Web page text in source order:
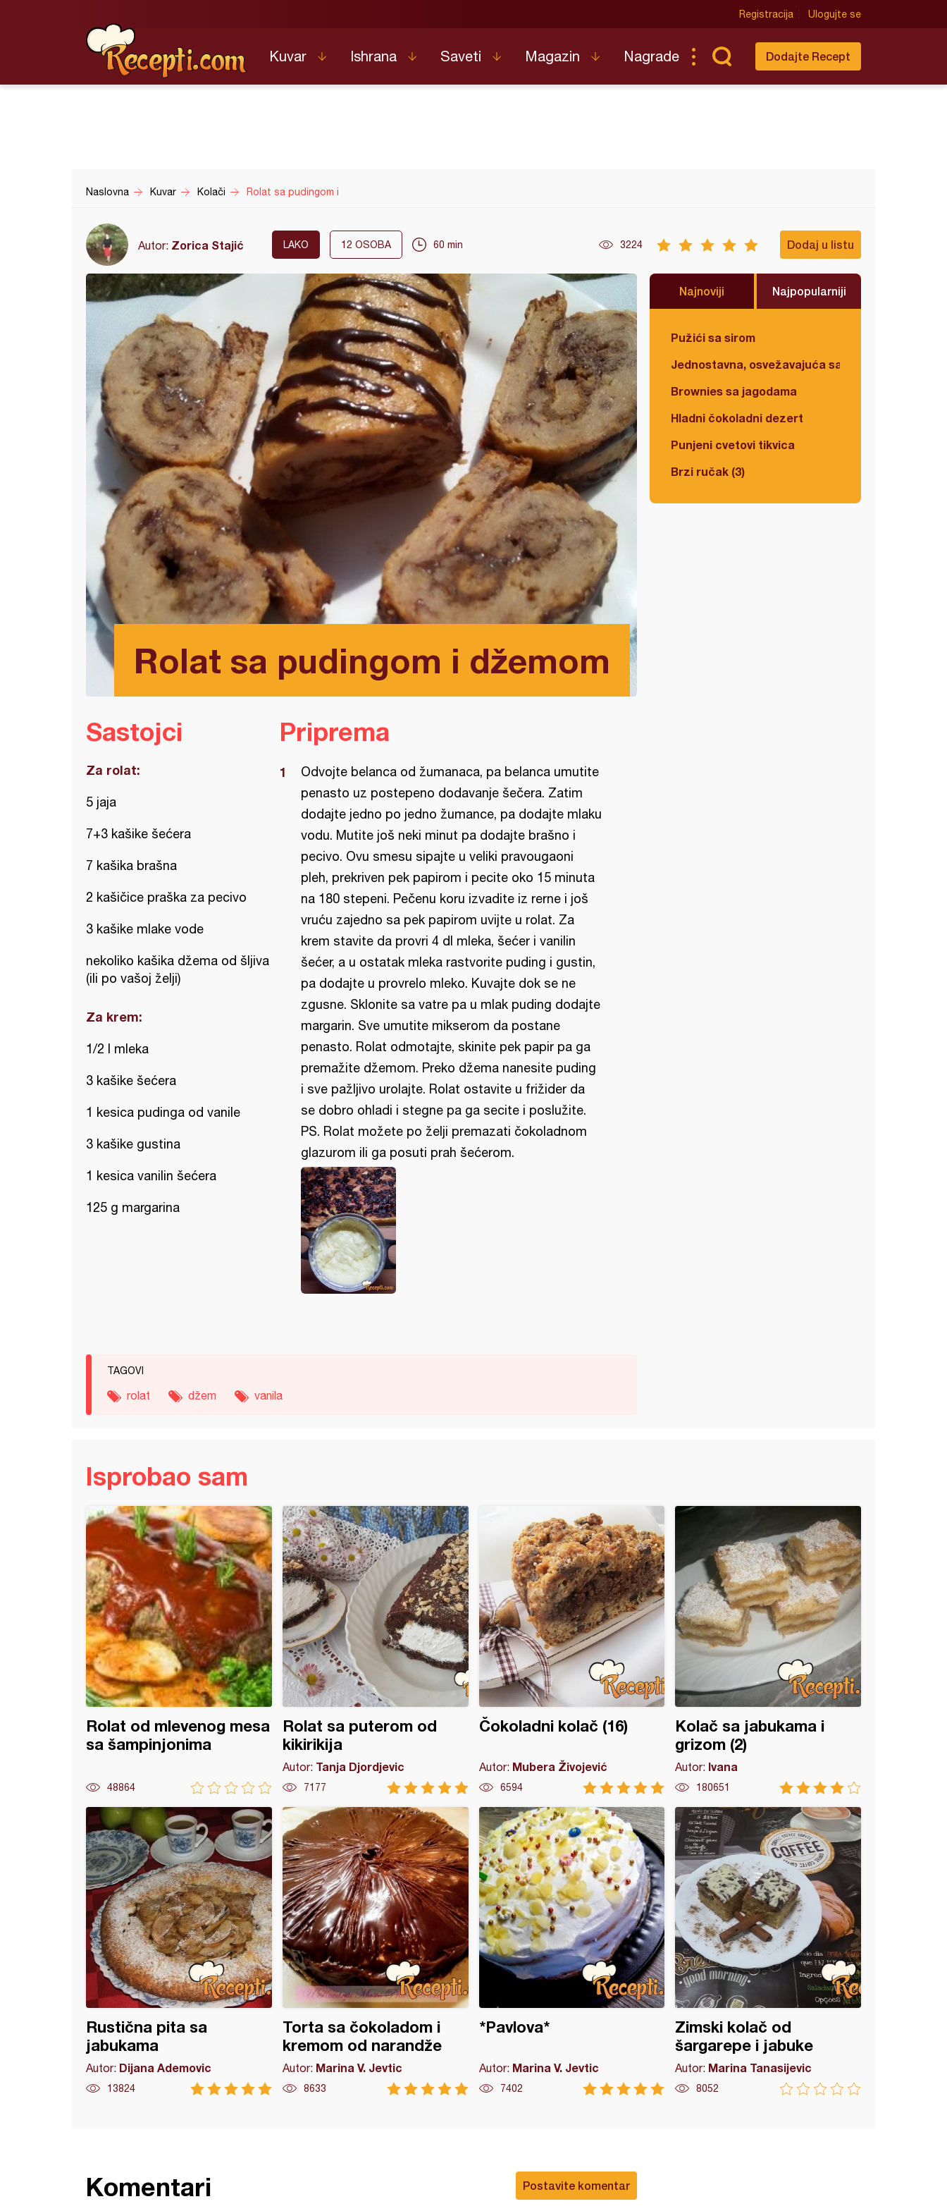
Registracija Ulogujte se
Kuvar Ishrana Saveti Magazin Nagrade Dodajte Recept
Naslovna Kuvar Kolači Rolat sa pudingom i
Autor: Zorica Stajić LAKO 12 OSOBA 60 min 3224 Dodaj u listu
Rolat sa pudingom i džemom
Najnoviji Najpopularniji
Pužići sa sirom
Jednostavna, osvežavajuća salata
Brownies sa jagodama
Hladni čokoladni dezert
Punjeni cvetovi tikvica
Brzi ručak (3)
Sastojci
Za rolat:
5 jaja
7+3 kašike šećera
7 kašika brašna
2 kašičice praška za pecivo
3 kašike mlake vode
nekoliko kašika džema od šljiva
(ili po vašoj želji)
Za krem:
1/2 l mleka
3 kašike šećera
1 kesica pudinga od vanile
3 kašike gustina
1 kesica vanilin šećera
125 g margarina
Priprema
Odvojte belanca od žumanaca, pa belanca umutite
penasto uz postepeno dodavanje šečera. Zatim
dodajte jedno po jedno žumance, pa dodajte mlaku
vodu. Mutite još neki minut pa dodajte brašno i
pecivo. Ovu smesu sipajte u veliki pravougaoni
pleh, prekriven pek papirom i pecite oko 15 minuta
na 180 stepeni. Pečenu koru izvadite iz rerne i još
vruću zajedno sa pek papirom uvijte u rolat. Za
krem stavite da provri 4 dl mleka, šećer i vanilin
šećer, a u ostatak mleka rastvorite puding i gustin,
pa dodajte u provrelo mleko. Kuvajte dok se ne
zgusne. Sklonite sa vatre pa u mlak puding dodajte
margarin. Sve umutite mikserom da postane
penasto. Rolat odmotajte, skinite pek papir pa ga
premažite džemom. Preko džema nanesite puding
i sve pažljivo urolajte. Rolat ostavite u frižider da
se dobro ohladi i stegne pa ga secite i poslužite.
PS. Rolat možete po želji premazati čokoladnom
glazurom ili ga posuti prah šećerom.
TAGOVI
rolat džem vanila
Isprobao sam
Rolat od mlevenog mesa
sa šampinjonima
48864
Rolat sa puterom od
kikirikija
Autor: Tanja Djordjevic
7177
Čokoladni kolač (16)
Autor: Mubera Živojević
6594
Kolač sa jabukama i
grizom (2)
Autor: Ivana
180651
jabukama i grizom (2)
Rustična pita sa
jabukama
Autor: Dijana Ademovic
13824
Torta sa čokoladom i
kremom od narandže
Autor: Marina V. Jevtic
8633
*Pavlova*
Autor: Marina V. Jevtic
7402
Zimski kolač od
šargarepe i jabuke
Autor: Marina Tanasijevic
8052
kolač od šargarepe i jabuke
Postavite komentar
Komentari